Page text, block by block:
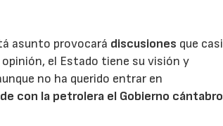
asunto provocará discusiones que casi
opinión, el Estado tiene su visión y
no ha querido entrar en
con la petrolera el Gobierno cántabro